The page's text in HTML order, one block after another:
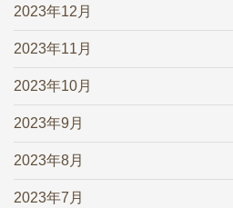
2023年12月
2023年11月
2023年10月
2023年9月
2023年8月
2023年7月